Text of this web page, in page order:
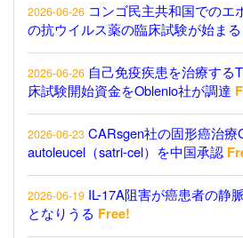
2026-06-26 コンゴ民主共和国でのエ
の抗ウイルス薬の臨床試験が始まる
2026-06-26 自己免疫疾患を治療する
床試験開始資金をOblenio社が調達
2026-06-23 CARsgen社の固形癌治療
autoleucel（satri-cel）を中国承認
2026-06-19 IL-17A阻害が癌患者の静
となりうる Free!